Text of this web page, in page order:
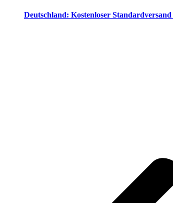
Deutschland: Kostenloser Standardversand